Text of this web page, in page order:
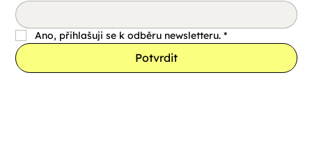
Ano, přihlašuji se k odběru newsletteru. *
Potvrdit